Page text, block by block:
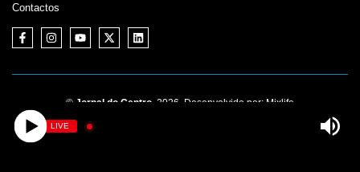
Contactos
© Jornal do Centro, 2026. Desenvolvido por: Mixlife
LIVE